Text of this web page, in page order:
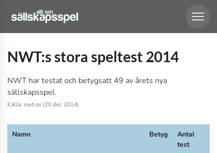
NWT:s stora speltest 2014
NWT har testat och betygsatt 49 av årets nya
sällskapsspel.
Källa: nwt.se (20 dec 2014)
Namn Betyg
Antal
test